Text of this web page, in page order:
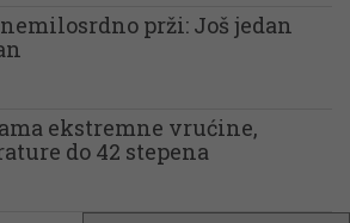
prži: Još jedan
ekstremne vrućine,
do 42 stepena